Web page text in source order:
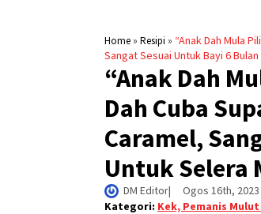
Home» Resipi » “Anak Dah Mula
Sangat Sesuai Untuk Bayi 6
“Anak Dah
Dah Cuba
Caramel,
Untuk Selera
DM Editor| Ogos 16th, 2023
Kategori: Kek, Pemanis